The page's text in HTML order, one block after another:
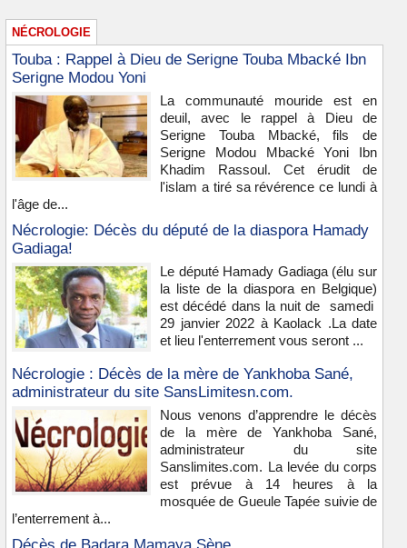
NÉCROLOGIE
Touba : Rappel à Dieu de Serigne Touba Mbacké Ibn
Serigne Modou Yoni
La communauté mouride est en
deuil, avec le rappel à Dieu de
Serigne Touba Mbacké, fils de
Serigne Modou Mbacké Yoni Ibn
Khadim Rassoul. Cet érudit de
l'islam a tiré sa révérence ce lundi à
l'âge de...
Nécrologie: Décès du député de la diaspora Hamady
Gadiaga!
Le député Hamady Gadiaga (élu sur
la liste de la diaspora en Belgique)
est décédé dans la nuit de samedi
29 janvier 2022 à Kaolack .La date
et lieu l'enterrement vous seront ...
Nécrologie : Décès de la mère de Yankhoba Sané,
administrateur du site SansLimitesn.com.
Nous venons d’apprendre le décès
de la mère de Yankhoba Sané,
administrateur du site
Sanslimites.com. La levée du corps
est prévue à 14 heures à la
mosquée de Gueule Tapée suivie de
l’enterrement à...